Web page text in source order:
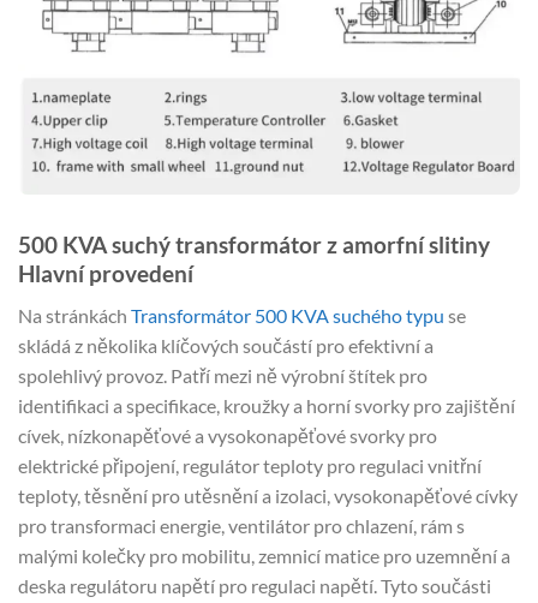
500 KVA suchý transformátor z amorfní slitiny
Hlavní provedení
Na stránkách Transformátor 500 KVA suchého typu se
skládá z několika klíčových součástí pro efektivní a
spolehlivý provoz. Patří mezi ně výrobní štítek pro
identifikaci a specifikace, kroužky a horní svorky pro zajištění
cívek, nízkonapěťové a vysokonapěťové svorky pro
elektrické připojení, regulátor teploty pro regulaci vnitřní
teploty, těsnění pro utěsnění a izolaci, vysokonapěťové cívky
pro transformaci energie, ventilátor pro chlazení, rám s
malými kolečky pro mobilitu, zemnicí matice pro uzemnění a
deska regulátoru napětí pro regulaci napětí. Tyto součásti